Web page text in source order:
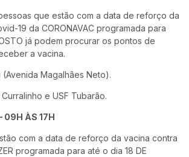
que estão com a data de reforço da
19 da CORONAVAC programada para
já podem procurar os pontos de
a vacina.
(Avenida Magalhães Neto).
e USF Tubarão.
09H ÀS 17H
com a data de reforço da vacina contra
programada para até o dia 18 DE